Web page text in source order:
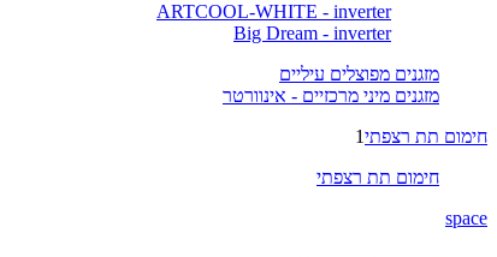
ARTCOOL-WHITE - inverter
Big Dream - inverter
מזגנים מפוצלים עיליים
מזגנים מיני מרכזיים - אינוורטר
חימום תת רצפתי1
חימום תת רצפתי
space